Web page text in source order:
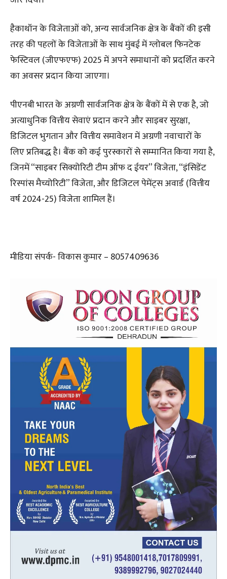
हैकाथॉन के विजेताओं को, अन्य सार्वजनिक क्षेत्र के बैंकों की इसी
तरह की पहलों के विजेताओं के साथ मुंबई में ग्लोबल फिनटेक
फेस्टिवल (जीएफएफ) 2025 में अपने समाधानों को प्रदर्शित करने
का अवसर प्रदान किया जाएगा।
पीएनबी भारत के अग्रणी सार्वजनिक क्षेत्र के बैंकों में से एक है, जो
अत्याधुनिक वित्तीय सेवाएं प्रदान करने और साइबर सुरक्षा,
डिजिटल भुगतान और वित्तीय समावेशन में अग्रणी नवाचारों के
लिए प्रतिबद्ध है। बैंक को कई पुरस्कारों से सम्मानित किया गया है,
जिनमें “साइबर सिक्योरिटी टीम ऑफ द ईयर” विजेता, “इंसिडेंट
रिस्पांस मैच्योरिटी” विजेता, और डिजिटल पेमेंट्स अवार्ड (वित्तीय
वर्ष 2024-25) विजेता शामिल हैं।
मीडिया संपर्क- विकास कुमार – 8057409636